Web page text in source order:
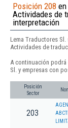
Posición 208
Actividades de
interpretación
Lema Traductores
Actividades de
A continuación
Sl. y empresas con
Posición
Sector
203